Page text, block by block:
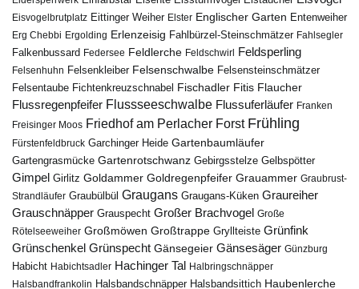
Eisvogelbrutplatz Eittinger Weiher Elster Englischer Garten Entenweiher
Erg Chebbi Ergolding Erlenzeisig Fahlbürzel-Steinschmätzer Fahlsegler
Falkenbussard Federsee Feldlerche Feldschwirl Feldsperling
Felsenhuhn Felsenkleiber Felsenschwalbe Felsensteinschmätzer
Felsentaube Fichtenkreuzschnabel Fischadler Fitis Flaucher
Flussregenpfeifer Flussseeschwalbe Flussuferläufer Franken
Freisinger Moos Friedhof am Perlacher Forst Frühling
Fürstenfeldbruck Garchinger Heide Gartenbaumläufer
Gartengrasmücke Gartenrotschwanz Gebirgsstelze Gelbspötter
Gimpel Girlitz Goldammer Goldregenpfeifer Grauammer Graubrust-
Strandläufer Graubülbül Graugans Graugans-Küken Graureiher
Grauschnäpper Grauspecht Großer Brachvogel Große
Rötelseeweiher Großmöwen Großtrappe Gryllteiste Grünfink
Grünschenkel Grünspecht Gänsegeier Gänsesäger Günzburg
Habicht Habichtsadler Hachinger Tal Halbringschnäpper
Halsbandfrankolin Halsbandschnäpper Halsbandsittich Haubenlerche